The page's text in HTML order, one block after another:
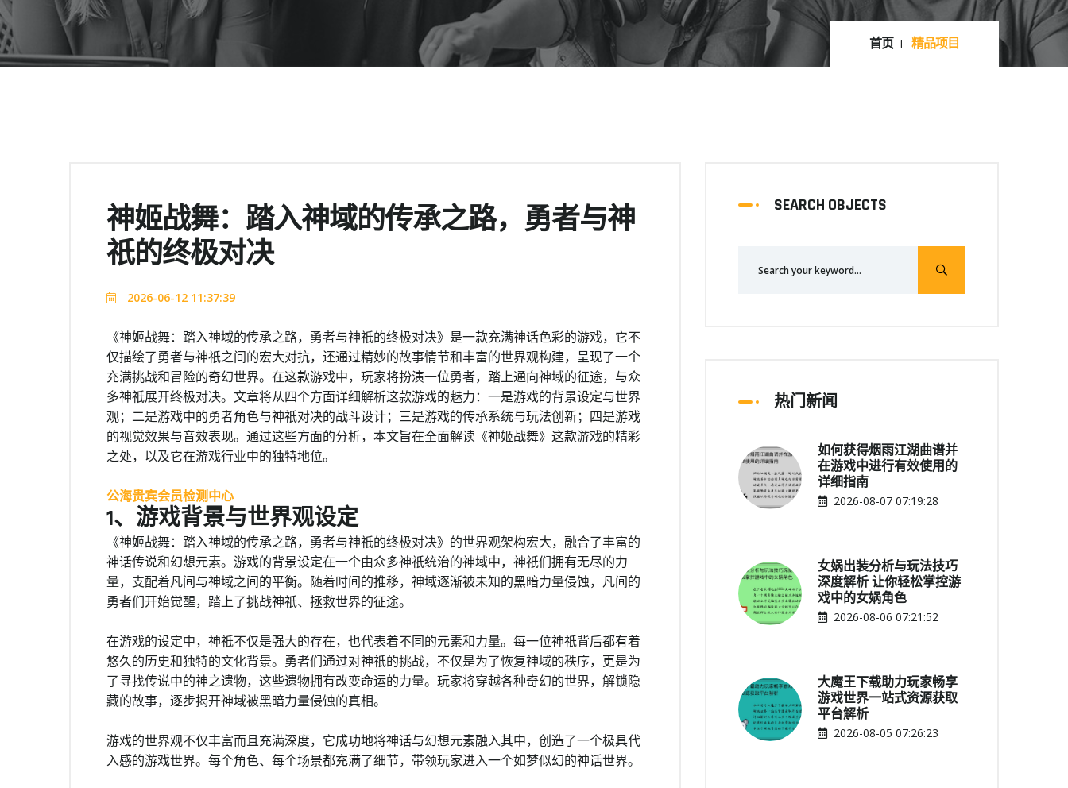
首页 精品项目
神姬战舞：踏入神域的传承之路，勇者与神
祇的终极对决
2026-06-12 11:37:39
《神姬战舞：踏入神域的传承之路，勇者与神祇的终极对决》是一款充满神话色彩的游戏，它不
仅描绘了勇者与神祇之间的宏大对抗，还通过精妙的故事情节和丰富的世界观构建，呈现了一个
充满挑战和冒险的奇幻世界。在这款游戏中，玩家将扮演一位勇者，踏上通向神域的征途，与众
多神祇展开终极对决。文章将从四个方面详细解析这款游戏的魅力：一是游戏的背景设定与世界
观；二是游戏中的勇者角色与神祇对决的战斗设计；三是游戏的传承系统与玩法创新；四是游戏
的视觉效果与音效表现。通过这些方面的分析，本文旨在全面解读《神姬战舞》这款游戏的精彩
之处，以及它在游戏行业中的独特地位。
公海贵宾会员检测中心
1、游戏背景与世界观设定
《神姬战舞：踏入神域的传承之路，勇者与神祇的终极对决》的世界观架构宏大，融合了丰富的
神话传说和幻想元素。游戏的背景设定在一个由众多神祇统治的神域中，神祇们拥有无尽的力
量，支配着凡间与神域之间的平衡。随着时间的推移，神域逐渐被未知的黑暗力量侵蚀，凡间的
勇者们开始觉醒，踏上了挑战神祇、拯救世界的征途。
在游戏的设定中，神祇不仅是强大的存在，也代表着不同的元素和力量。每一位神祇背后都有着
悠久的历史和独特的文化背景。勇者们通过对神祇的挑战，不仅是为了恢复神域的秩序，更是为
了寻找传说中的神之遗物，这些遗物拥有改变命运的力量。玩家将穿越各种奇幻的世界，解锁隐
藏的故事，逐步揭开神域被黑暗力量侵蚀的真相。
游戏的世界观不仅丰富而且充满深度，它成功地将神话与幻想元素融入其中，创造了一个极具代
入感的游戏世界。每个角色、每个场景都充满了细节，带领玩家进入一个如梦似幻的神话世界。
SEARCH OBJECTS
热门新闻
如何获得烟雨江湖曲谱并
在游戏中进行有效使用的
详细指南
2026-08-07 07:19:28
女娲出装分析与玩法技巧
深度解析 让你轻松掌控游
戏中的女娲角色
2026-08-06 07:21:52
大魔王下载助力玩家畅享
游戏世界一站式资源获取
平台解析
2026-08-05 07:26:23